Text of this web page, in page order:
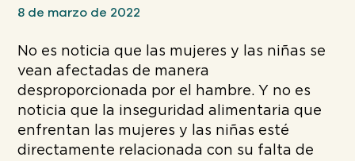
8 de marzo de 2022
No es noticia que las mujeres y las niñas se
vean afectadas de manera
desproporcionada por el hambre. Y no es
noticia que la inseguridad alimentaria que
enfrentan las mujeres y las niñas esté
directamente relacionada con su falta de